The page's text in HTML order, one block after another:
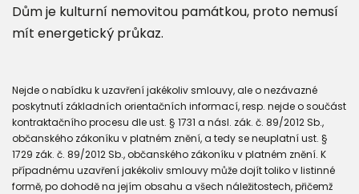
Dům je kulturní nemovitou památkou, proto nemusí
mít energetický průkaz.
Nejde o nabídku k uzavření jakékoliv smlouvy, ale o nezávazné
poskytnutí základních orientačních informací, resp. nejde o součást
kontraktačního procesu dle ust. § 1731 a násl. zák. č. 89/2012 Sb.,
občanského zákoníku v platném znění, a tedy se neuplatní ust. §
1729 zák. č. 89/2012 Sb., občanského zákoníku v platném znění. K
případnému uzavření jakékoliv smlouvy může dojít toliko v listinné
formě, po dohodě na jejím obsahu a všech náležitostech, přičemž